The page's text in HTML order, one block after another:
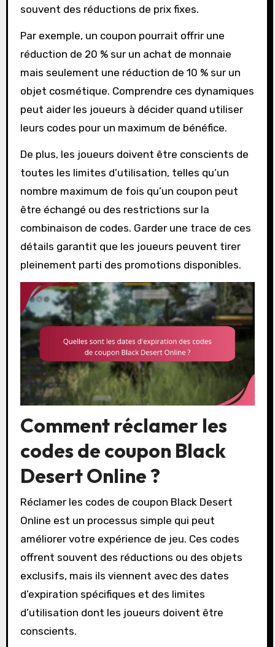
souvent des réductions de prix fixes.
Par exemple, un coupon pourrait offrir une
réduction de 20 % sur un achat de monnaie
mais seulement une réduction de 10 % sur un
objet cosmétique. Comprendre ces dynamiques
peut aider les joueurs à décider quand utiliser
leurs codes pour un maximum de bénéfice.
De plus, les joueurs doivent être conscients de
toutes les limites d’utilisation, telles qu’un
nombre maximum de fois qu’un coupon peut
être échangé ou des restrictions sur la
combinaison de codes. Garder une trace de ces
détails garantit que les joueurs peuvent tirer
pleinement parti des promotions disponibles.
Comment réclamer les
codes de coupon Black
Desert Online ?
Réclamer les codes de coupon Black Desert
Online est un processus simple qui peut
améliorer votre expérience de jeu. Ces codes
offrent souvent des réductions ou des objets
exclusifs, mais ils viennent avec des dates
d’expiration spécifiques et des limites
d’utilisation dont les joueurs doivent être
conscients.